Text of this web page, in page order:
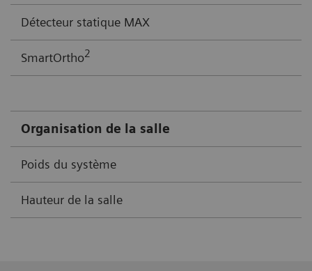
Détecteur statique MAX
SmartOrtho2
Organisation de la salle
Poids du système
Hauteur de la salle